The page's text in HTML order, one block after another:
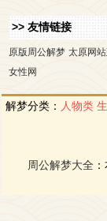
>> 友情链接
原版周公解梦 太原网
女性网
解梦分类： 人物类
周公解梦大全